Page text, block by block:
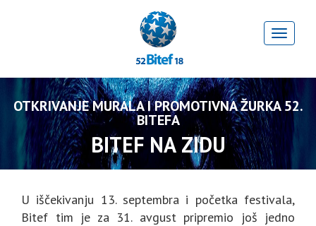
OTKRIVANJE MURALA I PROMOTIVNA ŽURKA 52.
BITEFA
BITEF NA ZIDU
U iščekivanju 13. septembra i početka festivala,
Bitef tim je za 31. avgust pripremio još jedno